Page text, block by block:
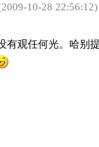
10-28 22:56:12)
有观任何光。哈别